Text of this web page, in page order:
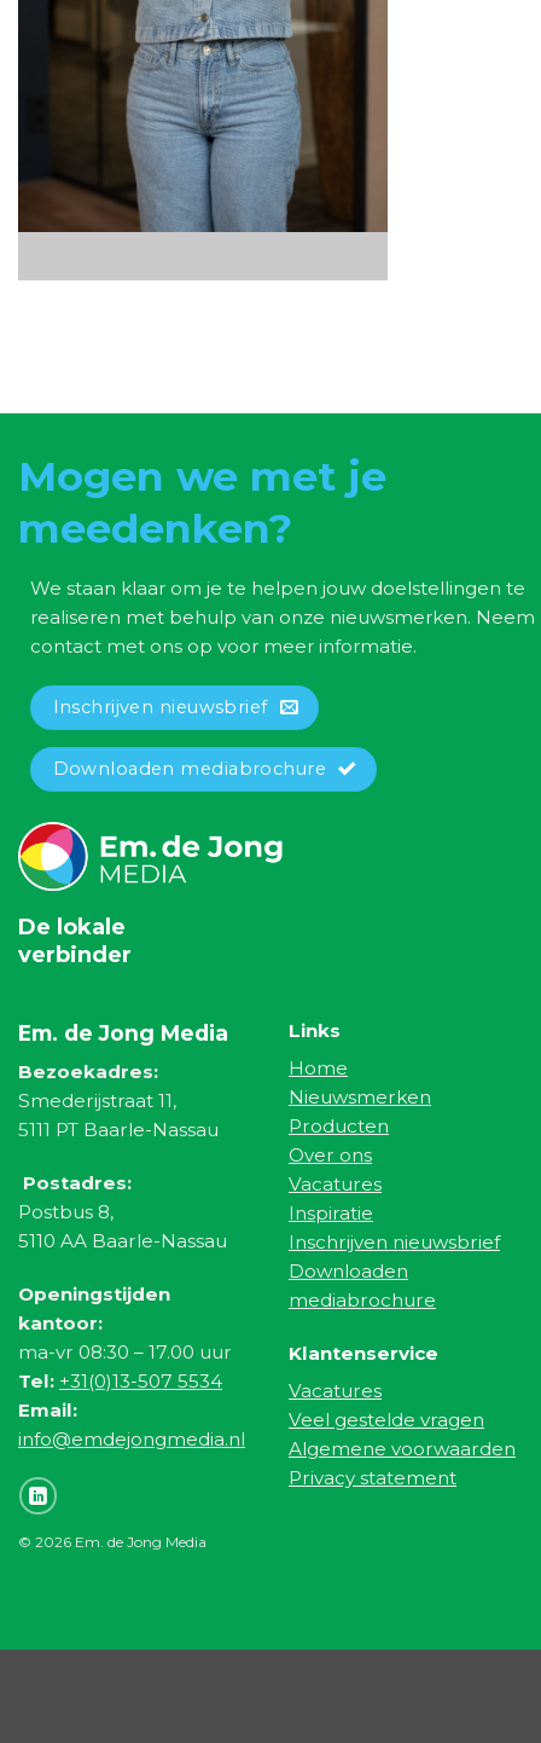
Mogen we met je
meedenken?
We staan klaar om je te helpen jouw doelstellingen te
realiseren met behulp van onze nieuwsmerken. Neem
contact met ons op voor meer informatie.
Inschrijven nieuwsbrief
Downloaden mediabrochure
De lokale
verbinder
Em. de Jong Media
Bezoekadres:
Smederijstraat 11,
5111 PT Baarle-Nassau
Postadres:
Postbus 8,
5110 AA Baarle-Nassau
Openingstijden
kantoor:
ma-vr 08:30 – 17.00 uur
Tel: +31(0)13-507 5534
Email:
info@emdejongmedia.nl
© 2026 Em. de Jong Media
Links
Home
Nieuwsmerken
Producten
Over ons
Vacatures
Inspiratie
Inschrijven nieuwsbrief
Downloaden
mediabrochure
Klantenservice
Vacatures
Veel gestelde vragen
Algemene voorwaarden
Privacy statement